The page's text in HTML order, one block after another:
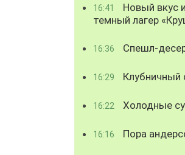
16:41
Новый вкус
темный лагер
16:36 Спешл-
16:29 Клубничный
16:22 Холодные
16:16 Пора